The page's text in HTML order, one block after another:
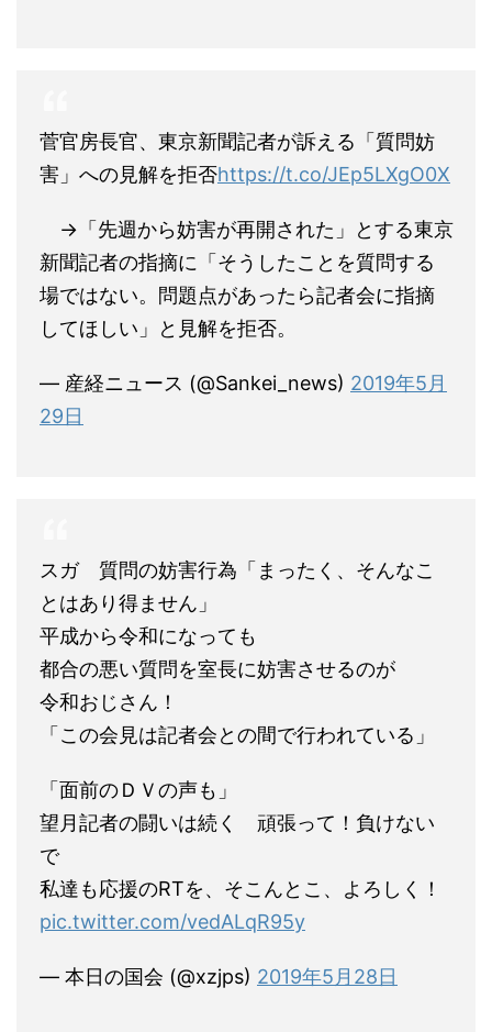
菅官房長官、東京新聞記者が訴える「質問妨
害」への見解を拒否https://t.co/JEp5LXgO0X
→「先週から妨害が再開された」とする東京
新聞記者の指摘に「そうしたことを質問する
場ではない。問題点があったら記者会に指摘
してほしい」と見解を拒否。
— 産経ニュース (@Sankei_news) 2019年5月
29日
スガ 質問の妨害行為「まったく、そんなこ
とはあり得ません」
平成から令和になっても
都合の悪い質問を室長に妨害させるのが
令和おじさん！
「この会見は記者会との間で行われている」
「面前のＤＶの声も」
望月記者の闘いは続く 頑張って！負けない
で
私達も応援のRTを、そこんとこ、よろしく！
pic.twitter.com/vedALqR95y
— 本日の国会 (@xzjps) 2019年5月28日